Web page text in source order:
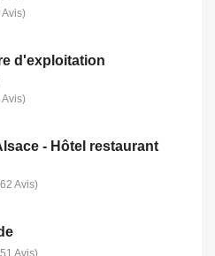
Avis)
d'exploitation
Avis)
- Hôtel restaurant
Avis)
Avis)